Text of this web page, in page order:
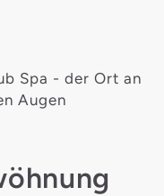
Spa - der Ort an
Augen